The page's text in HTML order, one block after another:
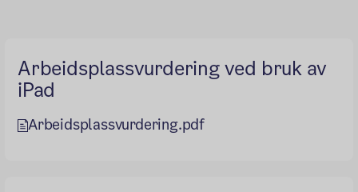
Arbeidsplassvurdering ved bruk av
iPad
Arbeidsplassvurdering.pdf